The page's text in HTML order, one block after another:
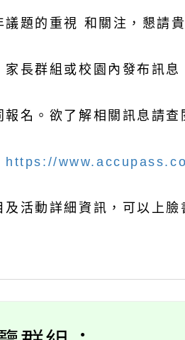
議題的重視 和關注，懇請
家長群組或校園內發布訊
報名。欲了解相關訊息請
https://
及活動詳細資訊，可以上